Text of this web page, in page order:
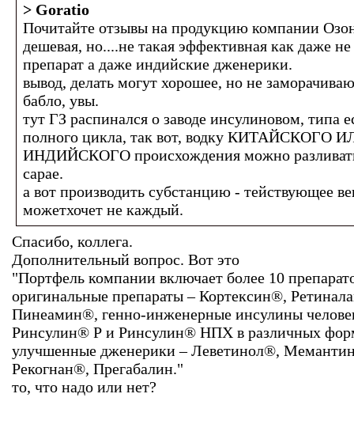
> Goratio
Почитайте отзывы на продукцию компании
дешевая, но....не такая эффективная как даже
препарат а даже индийские дженерики.
вывод, делать могут хорошее, но не
бабло, увы.
тут ГЗ распинался о заводе инсулиновом, типа
полного цикла, так вот, водку КИТАЙСКОГО
ИНДИЙСКОГО происхождения можно
сарае.
а вот производить субстанцию - тействующее
можетхочет не каждый.
Спасибо, коллега.
Дополнительный вопрос. Вот это
"Портфель компании включает более 10
оригинальные препараты – Кортексин®,
Пинеамин®, генно-инженерные инсулины
Ринсулин® Р и Ринсулин® НПХ в различных
улучшенные дженерики – Леветинол®,
Рекогнан®, Прегабалин."
то, что надо или нет?